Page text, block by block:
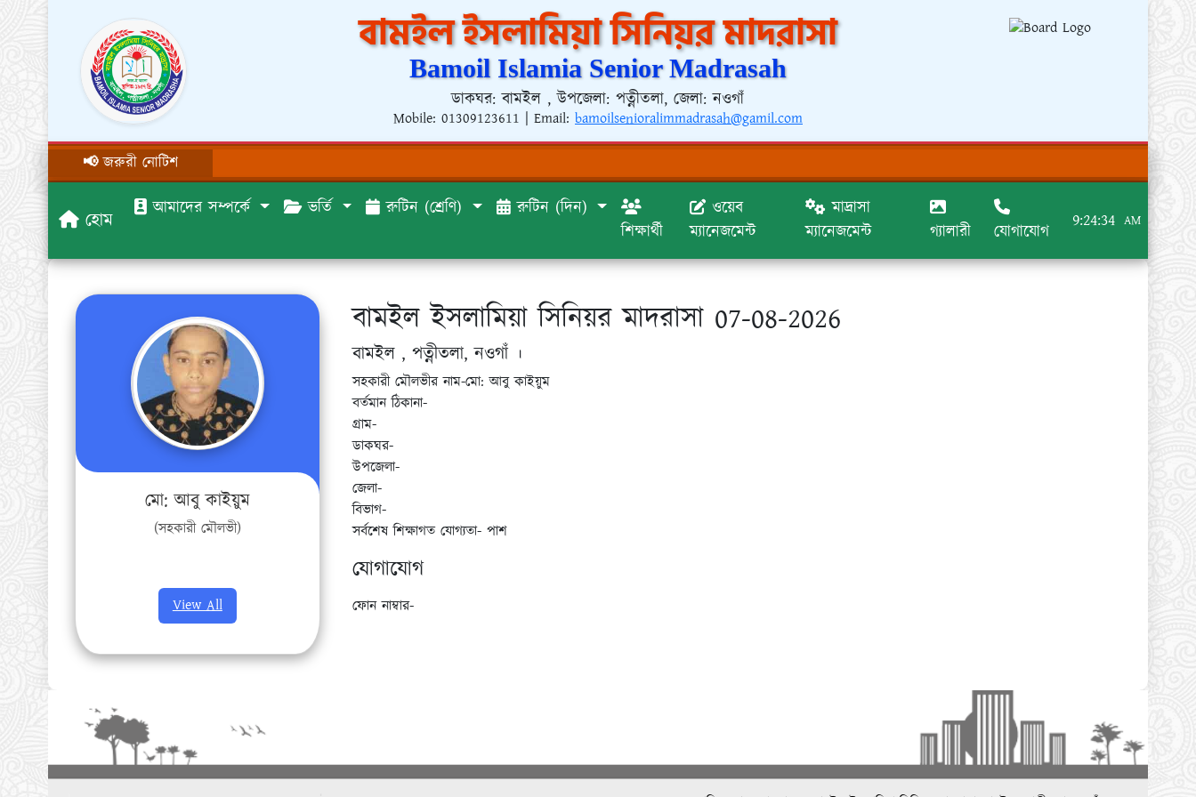
বামইল ইসলামিয়া সিনিয়র মাদরাসা
Bamoil Islamia Senior Madrasah
ডাকঘর: বামইল , উপজেলা: পত্নীতলা, জেলা: নওগাঁ
Mobile: 01309123611 | Email: bamoilsenioralimmadrasah@gamil.com
📢 জরুরী নোটিশ
হোম আমাদের সম্পর্কে ভর্তি রুটিন (শ্রেণি)
রুটিন (দিন)
শিক্ষার্থী
ওয়েব
ম্যানেজমেন্ট
মাদ্রাসা
ম্যানেজমেন্ট
গ্যালারী যোগাযোগ
9:24:34 AM
মো: আবু কাইয়ুম
(সহকারী মৌলভী)
View All
বামইল ইসলামিয়া সিনিয়র মাদরাসা 07-08-2026
বামইল , পত্নীতলা, নওগাঁ ।
সহকারী মৌলভীর নাম-মো: আবু কাইয়ুম
বর্তমান ঠিকানা-
গ্রাম-
ডাকঘর-
উপজেলা-
জেলা-
বিভাগ-
সর্বশেষ শিক্ষাগত যোগ্যতা- পাশ
যোগাযোগ
ফোন নাম্বার-